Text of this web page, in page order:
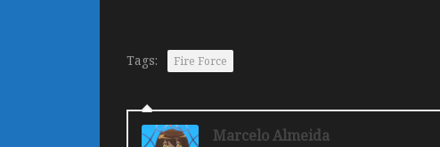
Tags: Fire Force
Marcelo Almeida